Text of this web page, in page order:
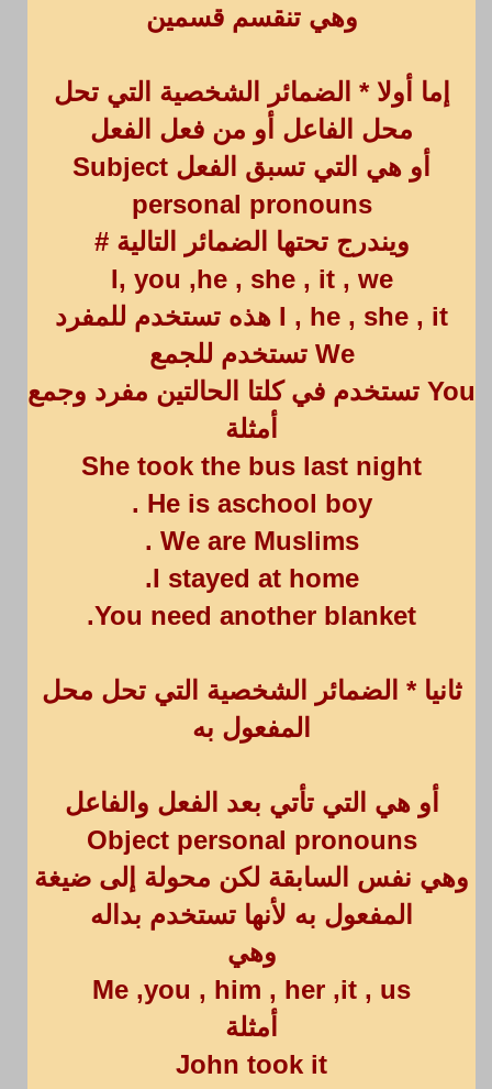
وهي تنقسم قسمين
إما أولا * الضمائر الشخصية التي تحل
محل الفاعل أو من فعل الفعل
أو هي التي تسبق الفعل Subject
personal pronouns
ويندرج تحتها الضمائر التالية #
I, you ,he , she , it , we
I , he , she , it هذه تستخدم للمفرد
We تستخدم للجمع
You تستخدم في كلتا الحالتين مفرد وجمع
أمثلة
She took the bus last night
He is aschool boy .
We are Muslims .
I stayed at home.
You need another blanket.
ثانيا * الضمائر الشخصية التي تحل محل
المفعول به
أو هي التي تأتي بعد الفعل والفاعل
Object personal pronouns
وهي نفس السابقة لكن محولة إلى ضيغة
المفعول به لأنها تستخدم بداله
وهي
Me ,you , him , her ,it , us
أمثلة
John took it